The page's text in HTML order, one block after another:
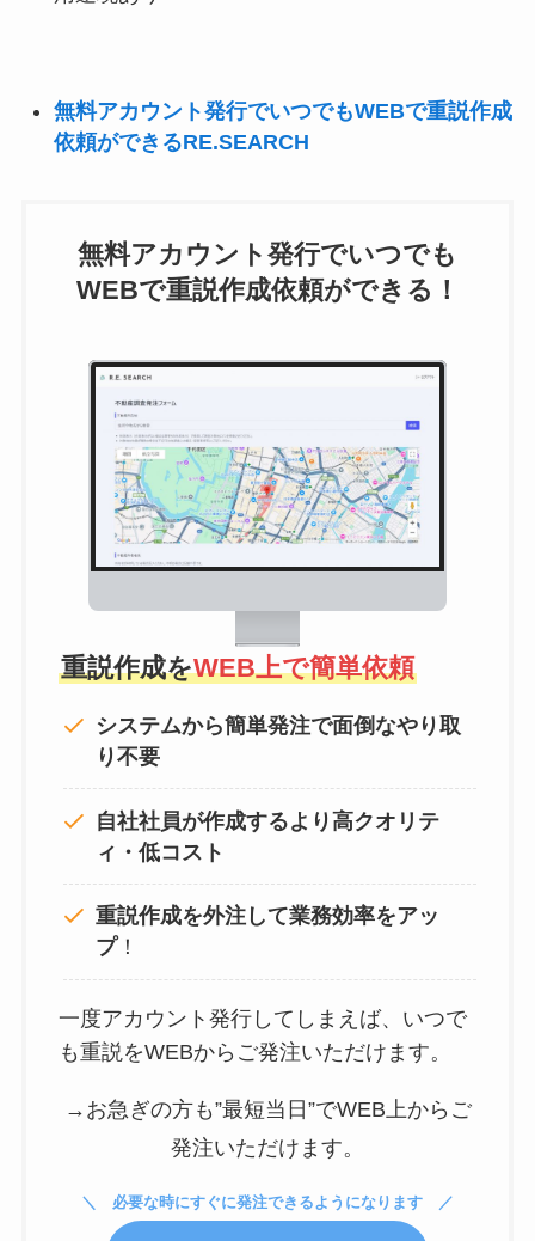
無料アカウント発行でいつでもWEBで重説作成
依頼ができるRE.SEARCH
無料アカウント発行でいつでも
WEBで重説作成依頼ができる！
重説作成をWEB上で簡単依頼
システムから簡単発注で面倒なやり取
り不要
自社社員が作成するより高クオリテ
ィ・低コスト
重説作成を外注して業務効率をアッ
プ！
一度アカウント発行してしまえば、いつで
も重説をWEBからご発注いただけます。
→お急ぎの方も”最短当日”でWEB上からご
発注いただけます。
必要な時にすぐに発注できるようになります